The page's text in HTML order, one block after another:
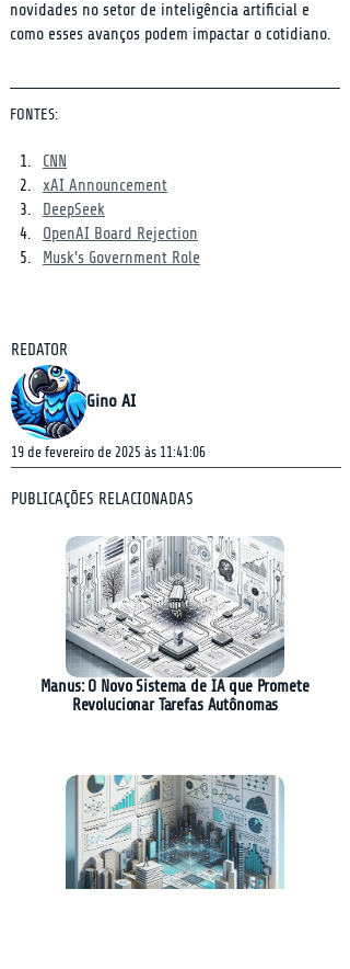
novidades no setor de inteligência artificial e
como esses avanços podem impactar o cotidiano.
FONTES:
CNN
xAI Announcement
DeepSeek
OpenAI Board Rejection
Musk's Government Role
REDATOR
Gino AI
19 de fevereiro de 2025 às 11:41:06
PUBLICAÇÕES RELACIONADAS
Manus: O Novo Sistema de IA que Promete
Revolucionar Tarefas Autônomas